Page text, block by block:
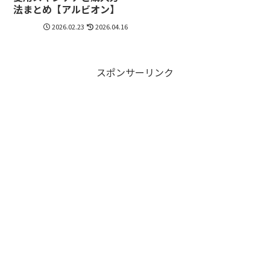
法まとめ【アルビオン】
2026.02.23 2026.04.16
スポンサーリンク